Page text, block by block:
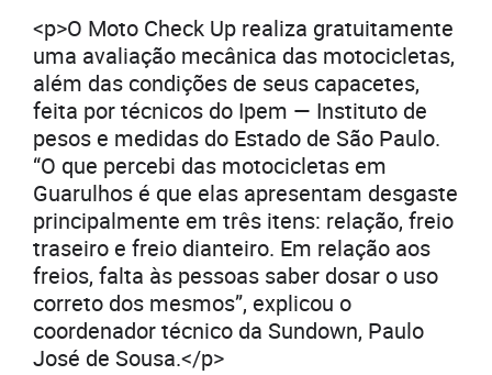
<p>O Moto Check Up realiza gratuitamente
uma avaliação mecânica das motocicletas,
além das condições de seus capacetes,
feita por técnicos do Ipem — Instituto de
pesos e medidas do Estado de São Paulo.
“O que percebi das motocicletas em
Guarulhos é que elas apresentam desgaste
principalmente em três itens: relação, freio
traseiro e freio dianteiro. Em relação aos
freios, falta às pessoas saber dosar o uso
correto dos mesmos”, explicou o
coordenador técnico da Sundown, Paulo
José de Sousa.</p>